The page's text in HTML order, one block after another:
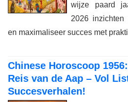
wijze paard
2026 inzichten
en maximaliseer succes met
Chinese Horoscoop
Reis van de Aap – Vol
Succesverhalen!